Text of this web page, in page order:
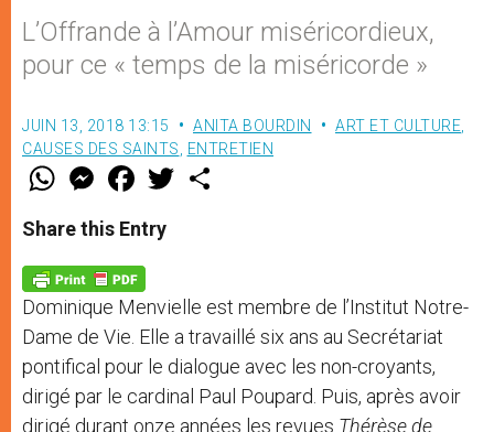
L’Offrande à l’Amour miséricordieux,
pour ce « temps de la miséricorde »
JUIN 13, 2018 13:15 ANITA BOURDIN ART ET CULTURE
CAUSES DES SAINTS
ENTRETIEN
W
t
s
p
p
M
e
s
e
g
e
r
F
a
e
b
o
k
w
Share this Entry
Dominique Menvielle est membre de l’Institut Notre-
Dame de Vie. Elle a travaillé six ans au Secrétariat
pontifical pour le dialogue avec les non-croyants,
dirigé par le cardinal Paul Poupard. Puis, après avoir
dirigé durant onze années les revues Thérèse de